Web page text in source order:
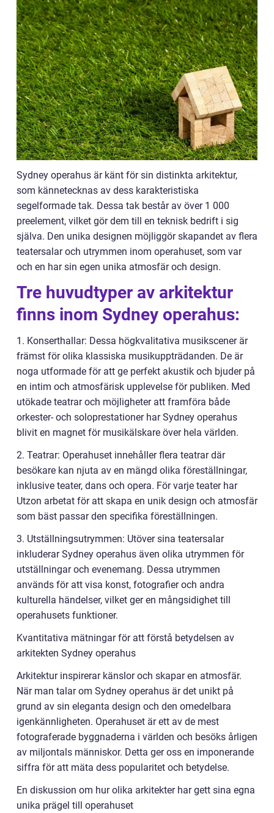
Sydney operahus är känt för sin distinkta arkitektur,
som kännetecknas av dess karakteristiska
segelformade tak. Dessa tak består av över 1 000
preelement, vilket gör dem till en teknisk bedrift i sig
själva. Den unika designen möjliggör skapandet av flera
teatersalar och utrymmen inom operahuset, som var
och en har sin egen unika atmosfär och design.
Tre huvudtyper av arkitektur
finns inom Sydney operahus:
1. Konserthallar: Dessa högkvalitativa musikscener är
främst för olika klassiska musikuppträdanden. De är
noga utformade för att ge perfekt akustik och bjuder på
en intim och atmosfärisk upplevelse för publiken. Med
utökade teatrar och möjligheter att framföra både
orkester- och soloprestationer har Sydney operahus
blivit en magnet för musikälskare över hela världen.
2. Teatrar: Operahuset innehåller flera teatrar där
besökare kan njuta av en mängd olika föreställningar,
inklusive teater, dans och opera. För varje teater har
Utzon arbetat för att skapa en unik design och atmosfär
som bäst passar den specifika föreställningen.
3. Utställningsutrymmen: Utöver sina teatersalar
inkluderar Sydney operahus även olika utrymmen för
utställningar och evenemang. Dessa utrymmen
används för att visa konst, fotografier och andra
kulturella händelser, vilket ger en mångsidighet till
operahusets funktioner.
Kvantitativa mätningar för att förstå betydelsen av
arkitekten Sydney operahus
Arkitektur inspirerar känslor och skapar en atmosfär.
När man talar om Sydney operahus är det unikt på
grund av sin eleganta design och den omedelbara
igenkännligheten. Operahuset är ett av de mest
fotograferade byggnaderna i världen och besöks årligen
av miljontals människor. Detta ger oss en imponerande
siffra för att mäta dess popularitet och betydelse.
En diskussion om hur olika arkitekter har gett sina egna
unika prägel till operahuset